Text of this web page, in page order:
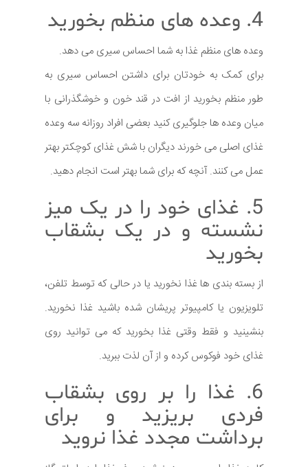
4. وعده های منظم بخورید
وعده های منظم غذا به شما احساس سیری می دهد.
برای کمک به خودتان برای داشتن احساس سیری به
طور منظم بخورید از افت در قند خون و خوشگذرانی با
میان وعده ها جلوگیری کنید بعضی افراد روزانه سه وعده
غذای اصلی می خورند دیگران با شش غذای کوچکتر بهتر
عمل می کنند. آنچه که برای شما بهتر است انجام دهید.
5. غذای خود را در یک میز
نشسته و در یک بشقاب
بخورید
از بسته بندی ها غذا نخورید یا در حالی که توسط تلفن،
تلویزیون یا کامپیوتر پریشان شده باشید غذا نخورید.
بنشینید و فقط وقتی غذا بخورید که می توانید روی
غذای خود فوکوس کرده و از آن لذت ببرید.
6. غذا را بر روی بشقاب
فردی بریزید و برای
برداشت مجدد غذا نروید